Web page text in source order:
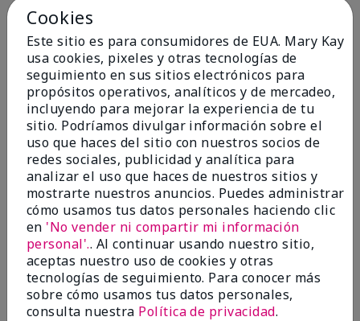
Añadir a la bolsa Añadir a la bolsa
Mary Kay® Micellar Water
$18.00
Mary Kay® Gel Eyeliner With
Expandable Brush Applicator
Jet Black
$22.00
Cookies
Este sitio es para consumidores de EUA. Mary Kay
usa cookies, pixeles y otras tecnologías de
seguimiento en sus sitios electrónicos para
propósitos operativos, analíticos y de mercadeo,
incluyendo para mejorar la experiencia de tu
sitio. Podríamos divulgar información sobre el
uso que haces del sitio con nuestros socios de
redes sociales, publicidad y analítica para
analizar el uso que haces de nuestros sitios y
mostrarte nuestros anuncios. Puedes administrar
cómo usamos tus datos personales haciendo clic
en 'No vender ni compartir mi información
personal'.. Al continuar usando nuestro sitio,
aceptas nuestro uso de cookies y otras
tecnologías de seguimiento. Para conocer más
sobre cómo usamos tus datos personales,
consulta nuestra Política de privacidad.